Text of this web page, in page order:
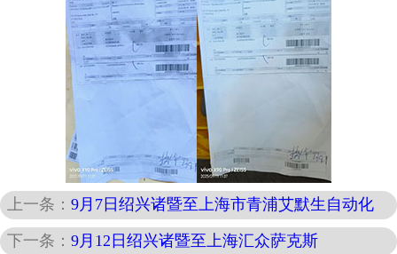
上一条：9月7日绍兴诸暨至上海市青浦艾默生自动化
下一条：9月12日绍兴诸暨至上海汇众萨克斯